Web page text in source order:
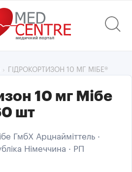
ГІДРОКОРТИЗОН 10 МГ МІБЕ®
10 мг Мібе
шт
ГмбХ Арцнайміттель ·
Німеччина · РП